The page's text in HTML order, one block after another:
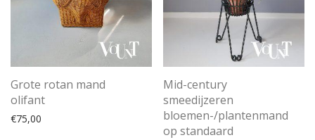
Grote rotan mand
olifant
€75,00
Mid-century
smeedijzeren
bloemen-/plantenmand
op standaard